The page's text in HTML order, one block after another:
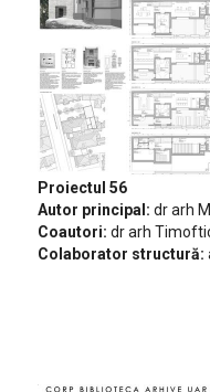
Proiectul 56
Autor principal: dr arh
Coautori: dr arh
Colaborator structură: